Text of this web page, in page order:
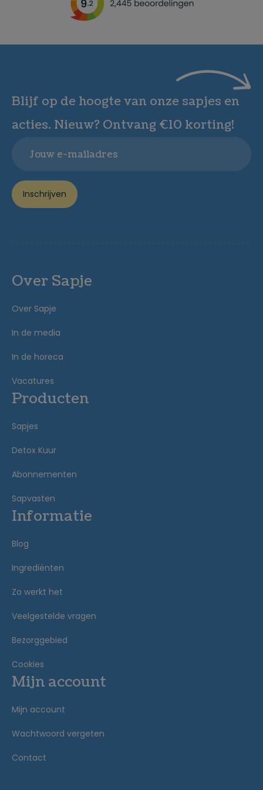
Blijf op de hoogte van onze sapjes en
acties. Nieuw? Ontvang €10 korting!
Inschrijven
Over Sapje
Over Sapje
In de media
In de horeca
Vacatures
Producten
Sapjes
Detox Kuur
Abonnementen
Sapvasten
Informatie
Blog
Ingrediënten
Zo werkt het
Veelgestelde vragen
Bezorggebied
Cookies
Mijn account
Mijn account
Wachtwoord vergeten
Contact